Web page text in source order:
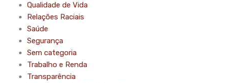
Qualidade de Vida
Relações Raciais
Saúde
Segurança
Sem categoria
Trabalho e Renda
Transparência